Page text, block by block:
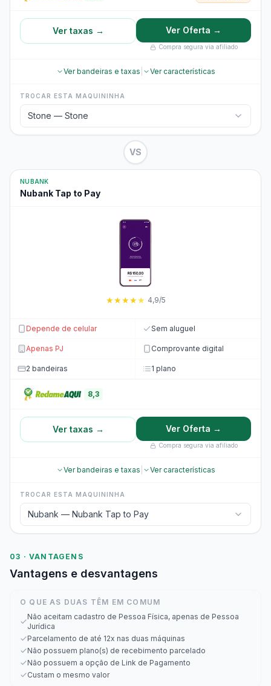
Ver taxas → Ver Oferta →
Compra segura via afiliado
Ver bandeiras e taxas Ver características
TROCAR ESTA MAQUININHA
Stone — Stone
VS
NUBANK
Nubank Tap to Pay
★★★★★ 4,9/5
Depende de celular Sem aluguel
Apenas PJ Comprovante digital
2 bandeiras 1 plano
8,3
Ver taxas → Ver Oferta →
Compra segura via afiliado
Ver bandeiras e taxas Ver características
TROCAR ESTA MAQUININHA
Nubank — Nubank Tap to Pay
03 · VANTAGENS
Vantagens e desvantagens
O QUE AS DUAS TÊM EM COMUM
Não aceitam cadastro de Pessoa Física, apenas de Pessoa
Jurídica
Parcelamento de até 12x nas duas máquinas
Não possuem plano(s) de recebimento parcelado
Não possuem a opção de Link de Pagamento
Custam o mesmo valor